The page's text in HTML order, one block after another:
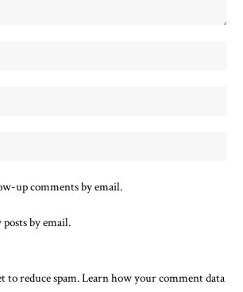
up comments by email.
by email.
to reduce spam.Learn how your comment data